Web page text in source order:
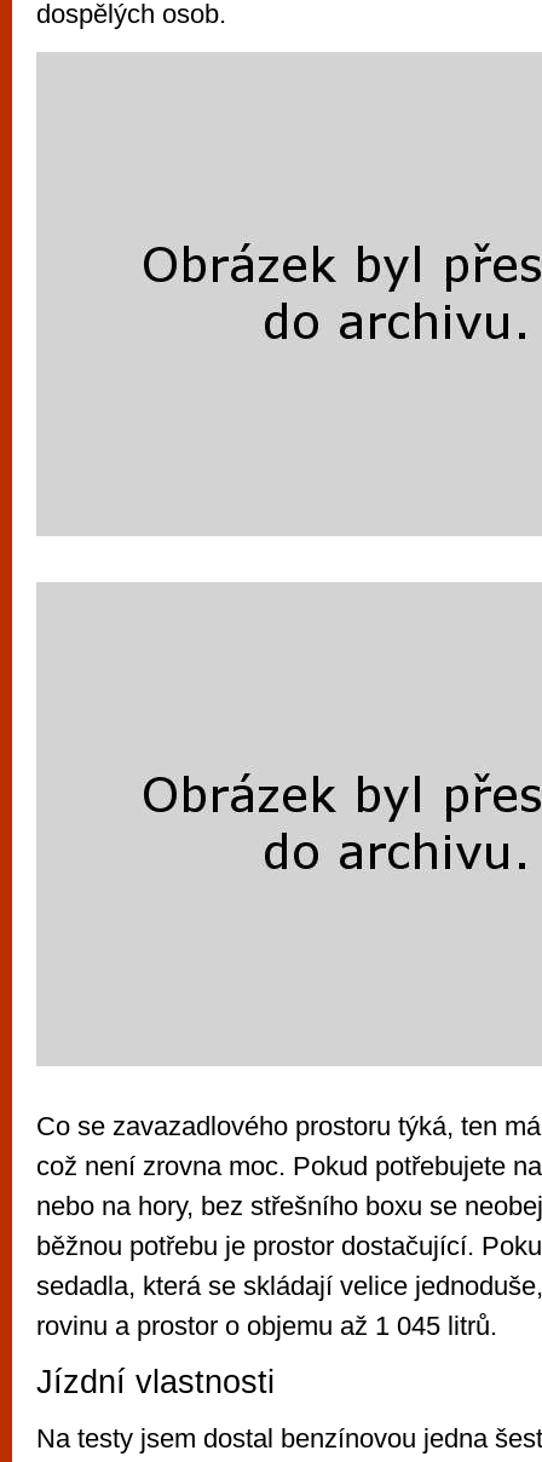
dospělých osob.
Co se zavazadlového prostoru týká, ten
což není zrovna moc. Pokud potřebujete
nebo na hory, bez střešního boxu se
běžnou potřebu je prostor dostačující.
sedadla, která se skládají velice
rovinu a prostor o objemu až 1 045 litrů.
Jízdní vlastnosti
Na testy jsem dostal benzínovou jedna